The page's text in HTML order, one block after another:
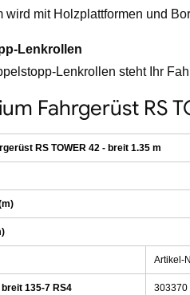
wird mit Holzplattformen und
Lenkrollen
Lenkrollen steht Ihr
Fahrgerüst RS
RS TOWER 42 - breit 1.35 m
Artikel-
135-7 RS4 303370